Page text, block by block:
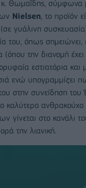
Θωμαΐδης, σύμφωνα
Nielsen , το προϊόν
γυάλινη
του, όπως σημειώνει,
(όπου την διανομή
εστιατόρια και
ενώ υπογραμμίζει
στην συνείδηση του
καλύτερο ανθρακούχο
γίνεται στο κανάλι
την λιανική.